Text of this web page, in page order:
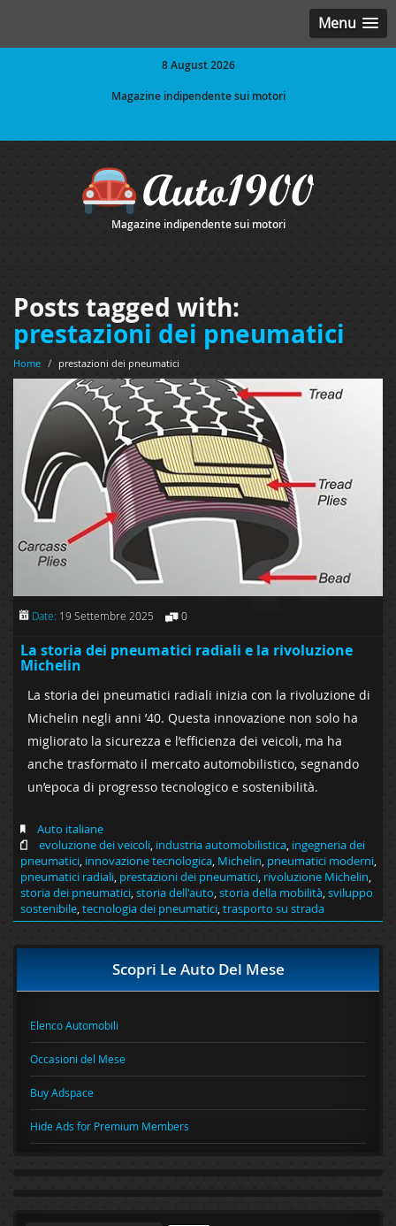
Menu
8 August 2026
Magazine indipendente sui motori
Magazine indipendente sui motori
Posts tagged with:
prestazioni dei pneumatici
Home / prestazioni dei pneumatici
Date: 19 Settembre 2025 0
La storia dei pneumatici radiali e la rivoluzione
Michelin
La storia dei pneumatici radiali inizia con la rivoluzione di
Michelin negli anni ’40. Questa innovazione non solo ha
migliorato la sicurezza e l’efficienza dei veicoli, ma ha
anche trasformato il mercato automobilistico, segnando
un’epoca di progresso tecnologico e sostenibilità.
Auto italiane
evoluzione dei veicoli, industria automobilistica, ingegneria dei
pneumatici, innovazione tecnologica, Michelin, pneumatici moderni,
pneumatici radiali, prestazioni dei pneumatici, rivoluzione Michelin,
storia dei pneumatici,storia dell'auto,storia della mobilità,sviluppo
sostenibile,tecnologia dei pneumatici,trasporto su strada
Scopri Le Auto Del Mese
Elenco Automobili
Occasioni del Mese
Buy Adspace
Hide Ads for Premium Members